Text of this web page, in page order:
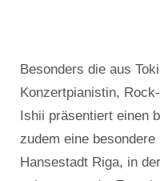
Besonders die aus
Konzertpianistin,
Ishii präsentiert einen
zudem eine
Hansestadt Riga, in